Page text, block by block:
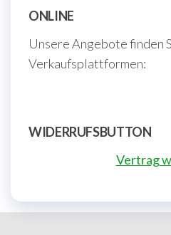
ONLINE
Unsere Angebote finden
Verkaufsplattformen:
WIDERRUFSBUTTON
Vertrag